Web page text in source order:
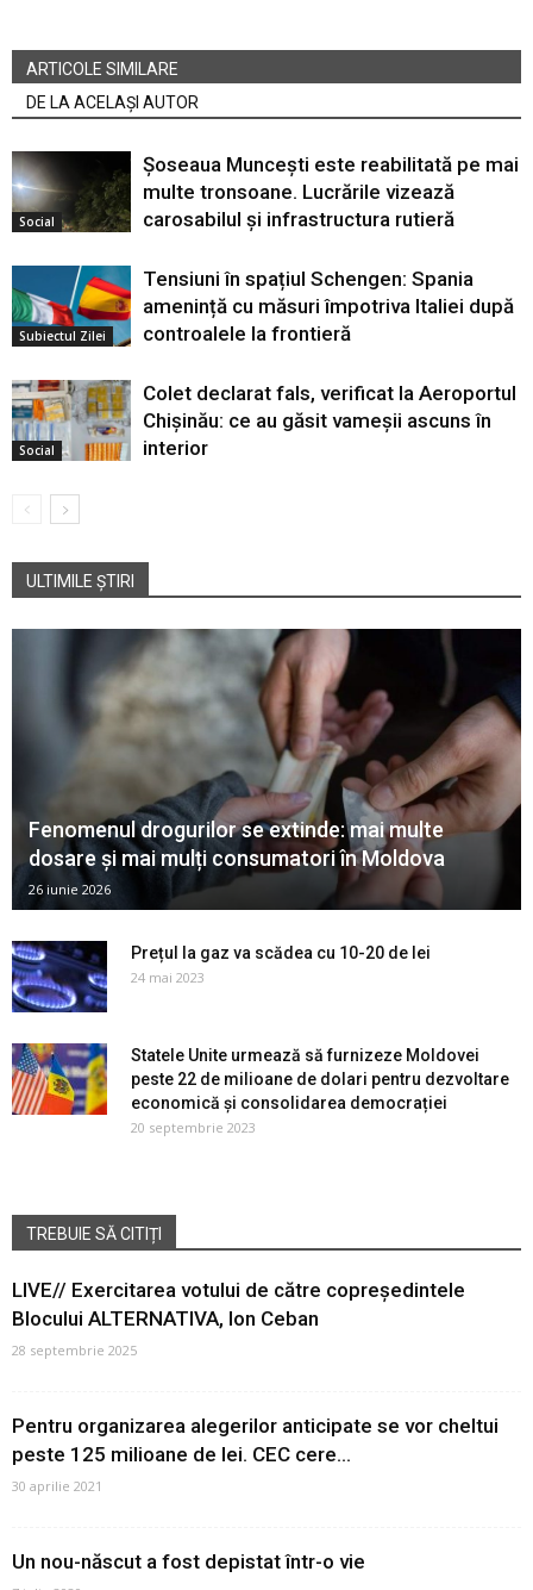
ARTICOLE SIMILARE
DE LA ACELAȘI AUTOR
Social
Șoseaua Muncești este reabilitată pe mai
multe tronsoane. Lucrările vizează
carosabilul și infrastructura rutieră
Subiectul Zilei
Tensiuni în spațiul Schengen: Spania
amenință cu măsuri împotriva Italiei după
controalele la frontieră
Social
Colet declarat fals, verificat la Aeroportul
Chișinău: ce au găsit vameșii ascuns în
interior
ULTIMILE ȘTIRI
Fenomenul drogurilor se extinde: mai multe
dosare și mai mulți consumatori în Moldova
26 iunie 2026
Prețul la gaz va scădea cu 10-20 de lei
24 mai 2023
Statele Unite urmează să furnizeze Moldovei
peste 22 de milioane de dolari pentru dezvoltare
economică și consolidarea democrației
20 septembrie 2023
TREBUIE SĂ CITIȚI
LIVE// Exercitarea votului de către copreședintele
Blocului ALTERNATIVA, Ion Ceban
28 septembrie 2025
Pentru organizarea alegerilor anticipate se vor cheltui
peste 125 milioane de lei. CEC cere...
30 aprilie 2021
Un nou-născut a fost depistat într-o vie